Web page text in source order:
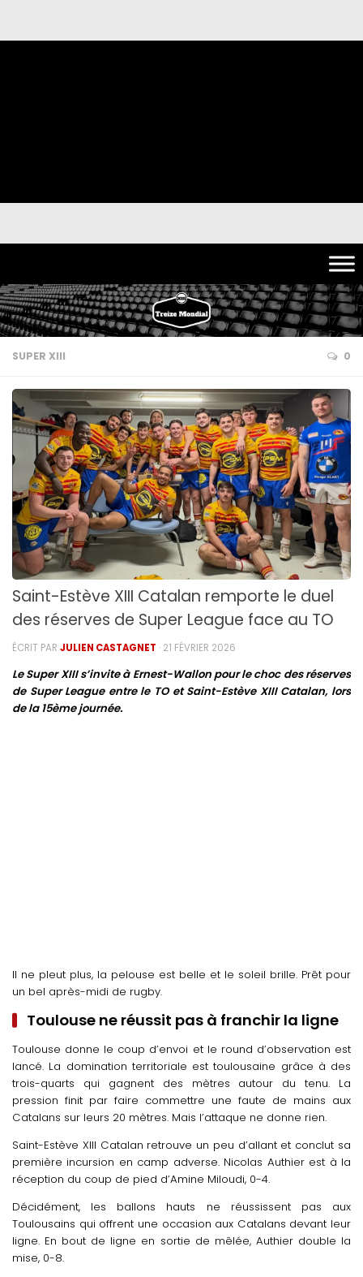
SUPER XIII 0
Saint-Estève XIII Catalan remporte le duel
des réserves de Super League face au TO
ÉCRIT PAR JULIEN CASTAGNET · 21 FÉVRIER 2026
Le Super XIII s’invite à Ernest-Wallon pour le choc des réserves
de Super League entre le TO et Saint-Estève XIII Catalan, lors
de la 15ème journée.
Il ne pleut plus, la pelouse est belle et le soleil brille. Prêt pour
un bel après-midi de rugby.
Toulouse ne réussit pas à franchir la ligne
Toulouse donne le coup d’envoi et le round d’observation est
lancé. La domination territoriale est toulousaine grâce à des
trois-quarts qui gagnent des mètres autour du tenu. La
pression finit par faire commettre une faute de mains aux
Catalans sur leurs 20 mètres. Mais l’attaque ne donne rien.
Saint-Estève XIII Catalan retrouve un peu d’allant et conclut sa
première incursion en camp adverse. Nicolas Authier est à la
réception du coup de pied d’Amine Miloudi, 0-4.
Décidément, les ballons hauts ne réussissent pas aux
Toulousains qui offrent une occasion aux Catalans devant leur
ligne. En bout de ligne en sortie de mêlée, Authier double la
mise, 0-8.